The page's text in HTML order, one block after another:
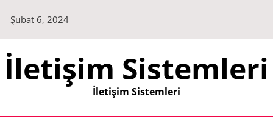
content
Şubat 6, 2024
İletişim Sistemleri
İletişim Sistemleri